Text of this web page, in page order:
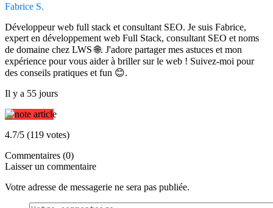
Fabrice S.
Développeur web full stack et consultant SEO. Je suis Fabrice,
expert en développement web Full Stack, consultant SEO et noms
de domaine chez LWS 🌐. J'adore partager mes astuces et mon
expérience pour vous aider à briller sur le web ! Suivez-moi pour
des conseils pratiques et fun 😊.
Il y a 55 jours
4.7/5 (119 votes)
Commentaires (0)
Laisser un commentaire
Votre adresse de messagerie ne sera pas publiée.